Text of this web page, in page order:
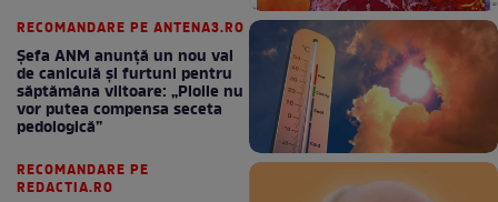
RECOMANDARE PE ANTENA3.RO
Șefa ANM anunță un nou val
de caniculă și furtuni pentru
săptămâna viitoare: „Ploile nu
vor putea compensa seceta
pedologică”
RECOMANDARE PE
REDACTIA.RO